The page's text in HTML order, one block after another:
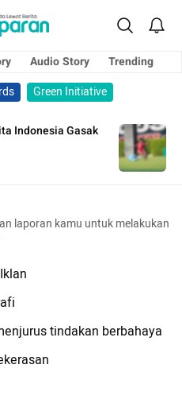
Audio Story
Trending
Green Initiative
Indonesia Gasak
laporan kamu untuk melakukan
tindakan berbahaya